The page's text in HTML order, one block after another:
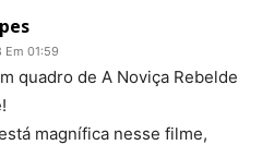
Em 01:59
quadro de A Noviça Rebelde
magnífica nesse filme,